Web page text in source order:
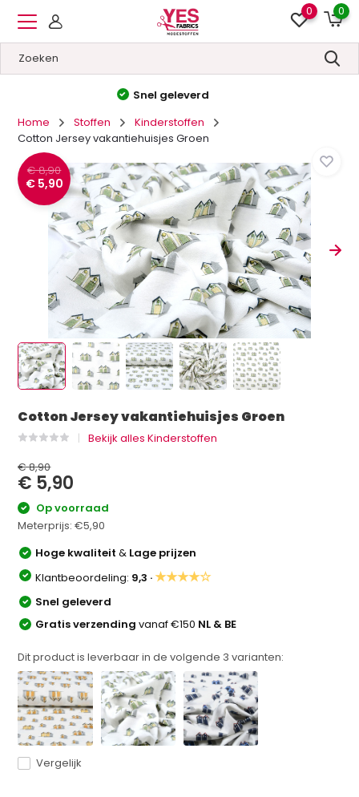
0 0
Hoge kwaliteit&Lage prijzen
Home
Stoffen
Kinderstoffen
Cotton Jersey vakantiehuisjes Groen
€ 8,90
€ 5,90
Cotton Jersey vakantiehuisjes Groen
Bekijk alles Kinderstoffen
€ 8,90
€ 5,90
Op voorraad
Meterprijs:€5,90
Hoge kwaliteit& Lage prijzen
Klantbeoordeling: 9,3 ·★★★★☆
Snel geleverd
Gratis verzendingvanaf €150 NL & BE
Dit product is leverbaar in de volgende 3 varianten:
Vergelijk